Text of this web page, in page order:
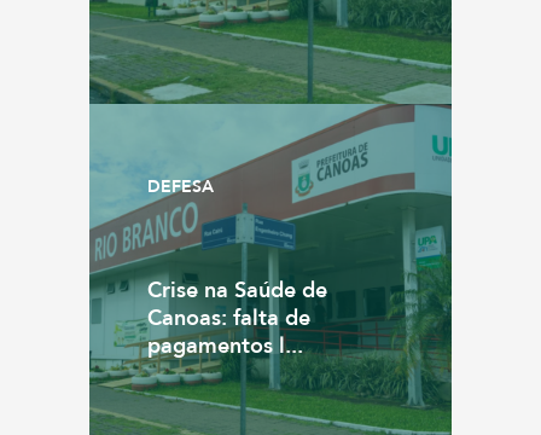
DEFESA
Crise na Saúde de
Canoas: falta de
pagamentos l...